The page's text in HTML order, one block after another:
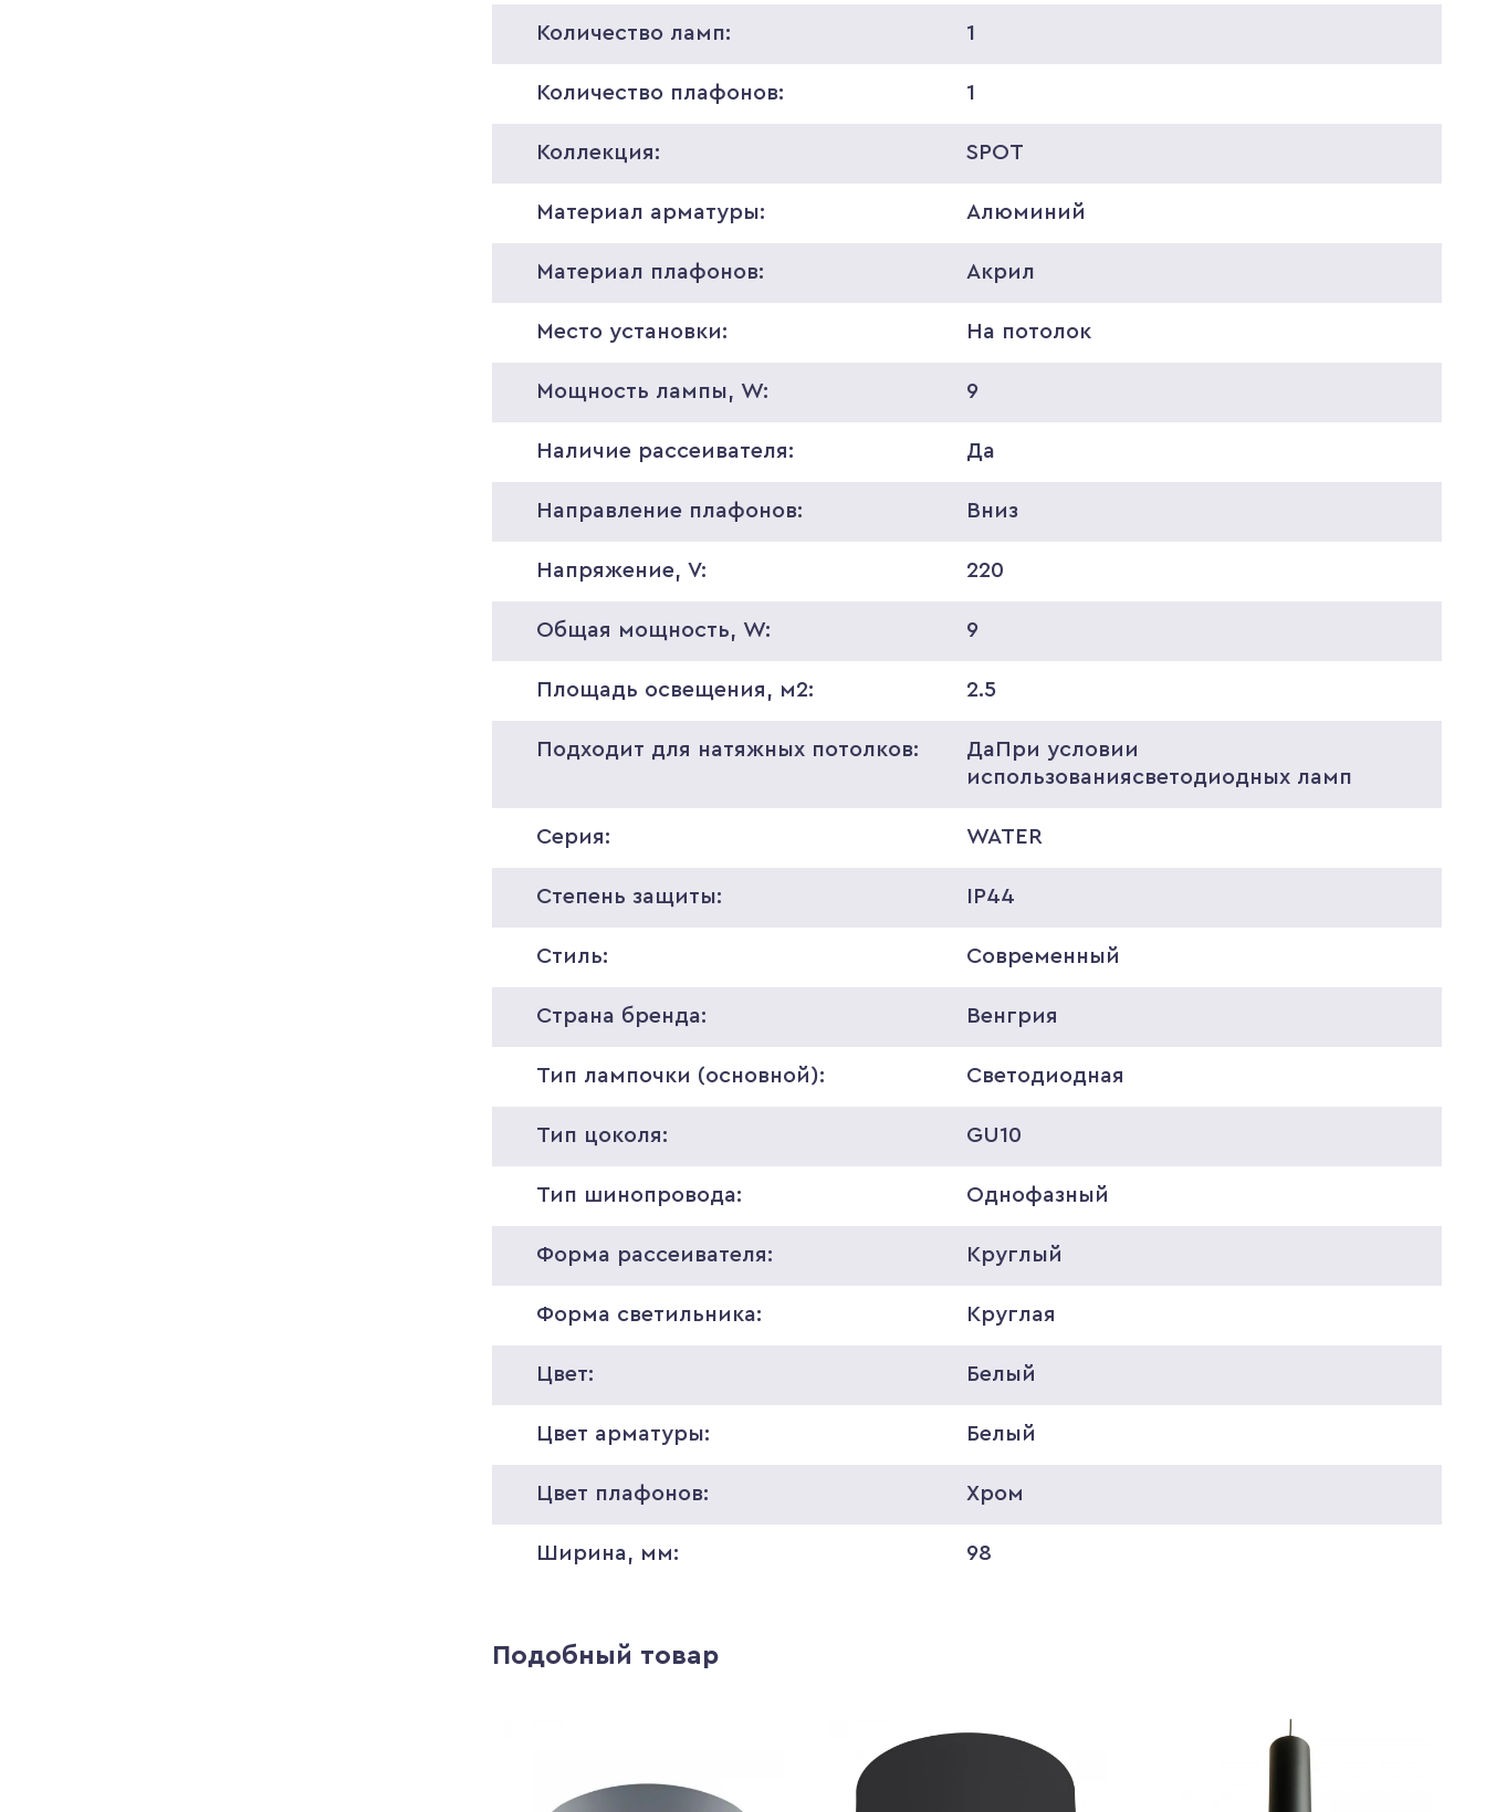
Количество ламп: 1
Количество плафонов: 1
Коллекция: SPOT
Материал арматуры: Алюминий
Материал плафонов: Акрил
Место установки: На потолок
Мощность лампы, W: 9
Наличие рассеивателя: Да
Направление плафонов: Вниз
Напряжение, V: 220
Общая мощность, W: 9
Площадь освещения, м2: 2.5
Подходит для натяжных потолков:
ДаПри условии
использованиясветодиодных ламп
Серия: WATER
Степень защиты: IP44
Стиль: Современный
Страна бренда: Венгрия
Тип лампочки (основной): Светодиодная
Тип цоколя: GU10
Тип шинопровода: Однофазный
Форма рассеивателя: Круглый
Форма светильника: Круглая
Цвет: Белый
Цвет арматуры: Белый
Цвет плафонов: Хром
Ширина, мм: 98
Подобный товар